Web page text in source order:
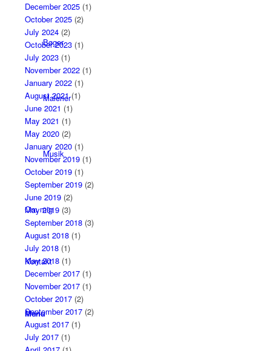
Bøger
Malerier
Musik
Om mig
Kontakt
Menu
December 2025(1)
October 2025(2)
July 2024(2)
October 2023(1)
July 2023(1)
November 2022(1)
January 2022(1)
August 2021(1)
June 2021 (1)
May 2021 (1)
May 2020(2)
January 2020(1)
November 2019(1)
October 2019(1)
September 2019(2)
June 2019(2)
May 2019(3)
September 2018(3)
August 2018(1)
July 2018(1)
May 2018(1)
December 2017(1)
November 2017(1)
October 2017(2)
September 2017(2)
August 2017(1)
July 2017(1)